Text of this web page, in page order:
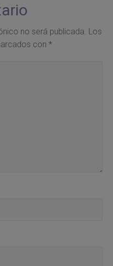
no será publicada. Los
con *